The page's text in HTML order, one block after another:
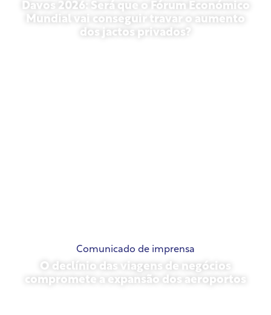
Davos 2026: Será que o Fórum Económico
Mundial vai conseguir travar o aumento
dos jactos privados?
Comunicado de imprensa
O declínio das viagens de negócios
compromete a expansão dos aeroportos